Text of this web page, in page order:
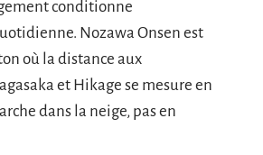
conditionne
Nozawa Onsen est
où la distance aux
et Hikage se mesure en
dans la neige, pas en